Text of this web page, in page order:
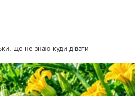
що не знаю куди дівати